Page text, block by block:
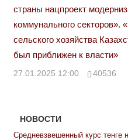
страны нацпроект
коммунального секторов».
сельского хозяйства
был приближен к власти»
27.01.2025 12:00 40536
НОВОСТИ
Средневзвешенный курс тенге